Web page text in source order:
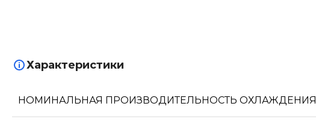
Характеристики
НОМИНАЛЬНАЯ ПРОИЗВОДИТЕЛЬНОСТЬ ОХЛАЖДЕНИЯ